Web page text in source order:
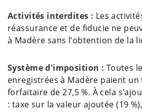
Activités interdites : Les
réassurance et de fiducie ne
à Madère sans l'obtention de la
Système d'imposition : Toutes
enregistrées à Madère paient
forfaitaire de 27,5 %. À cela
: taxe sur la valeur ajoutée (19